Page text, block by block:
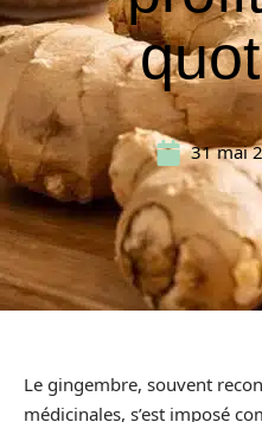
31 mai
Le gingembre, souvent
médicinales, s’est imposé